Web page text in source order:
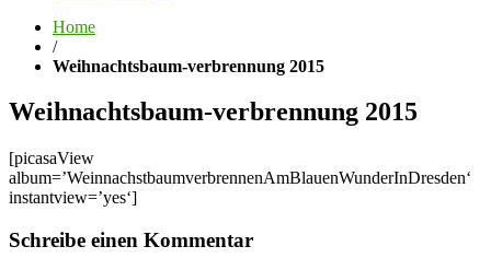
Home
/
Weihnachtsbaum-verbrennung 2015
Weihnachtsbaum-verbrennung 2015
[picasaView
album=’WeinnachstbaumverbrennenAmBlauenWunderInDresden‘
instantview=’yes‘]
Schreibe einen Kommentar